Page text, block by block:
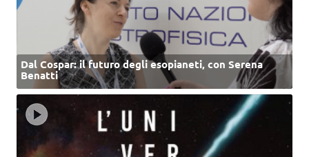
Dal Cospar: il futuro degli esopianeti, con Serena
Benatti